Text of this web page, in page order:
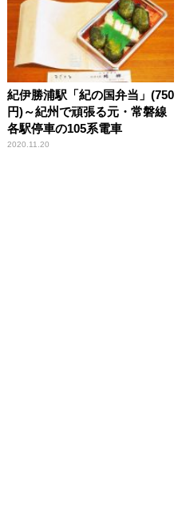
紀伊勝浦駅「紀の国弁当」(750
円)～紀州で頑張る元・常磐線
各駅停車の105系電車
2020.11.20